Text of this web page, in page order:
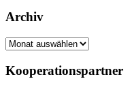
Archiv
Archiv
Kooperationspartner